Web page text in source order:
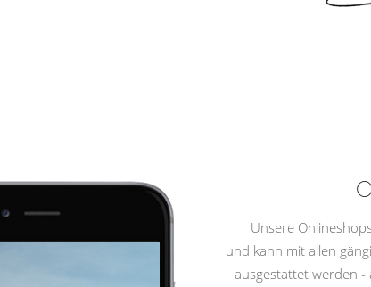
Unsere
und kann mit allen
ausgestattet werden -